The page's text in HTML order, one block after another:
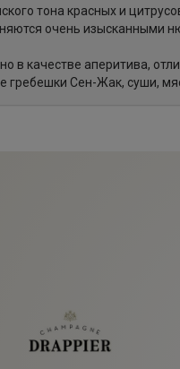
тона красных и
очень изысканными
в качестве аперитива,
гребешки Сен-Жак, суши,